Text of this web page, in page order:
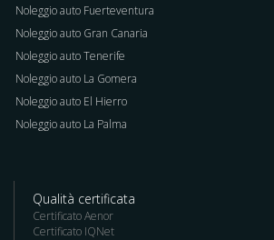
Noleggio auto Fuerteventura
Noleggio auto Gran Canaria
Noleggio auto Tenerife
Noleggio auto La Gomera
Noleggio auto El Hierro
Noleggio auto La Palma
Qualità certificata
Certificato Aenor
Certificato IQNet